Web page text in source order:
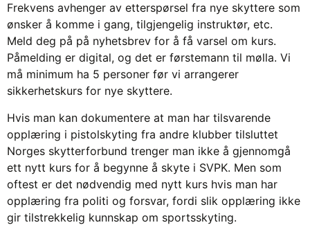
Frekvens avhenger av etterspørsel fra nye skyttere som
ønsker å komme i gang, tilgjengelig instruktør, etc.
Meld deg på på nyhetsbrev for å få varsel om kurs.
Påmelding er digital, og det er førstemann til mølla. Vi
må minimum ha 5 personer før vi arrangerer
sikkerhetskurs for nye skyttere.
Hvis man kan dokumentere at man har tilsvarende
opplæring i pistolskyting fra andre klubber tilsluttet
Norges skytterforbund trenger man ikke å gjennomgå
ett nytt kurs for å begynne å skyte i SVPK. Men som
oftest er det nødvendig med nytt kurs hvis man har
opplæring fra politi og forsvar, fordi slik opplæring ikke
gir tilstrekkelig kunnskap om sportsskyting.